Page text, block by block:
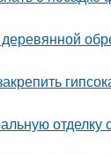
отделку